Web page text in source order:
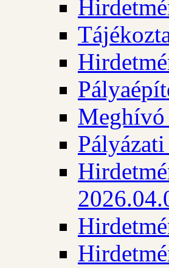
Meghívó